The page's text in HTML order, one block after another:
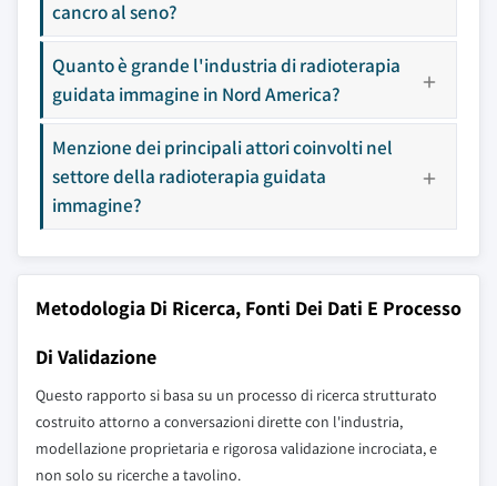
cancro al seno?
Quanto è grande l'industria di radioterapia
guidata immagine in Nord America?
Menzione dei principali attori coinvolti nel
settore della radioterapia guidata
immagine?
Metodologia Di Ricerca, Fonti Dei Dati E Processo
Di Validazione
Questo rapporto si basa su un processo di ricerca strutturato
costruito attorno a conversazioni dirette con l'industria,
modellazione proprietaria e rigorosa validazione incrociata, e
non solo su ricerche a tavolino.